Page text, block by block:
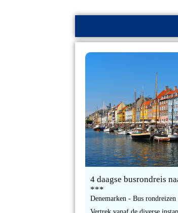
4 daagse busrondreis
***
Denemarken - Bus